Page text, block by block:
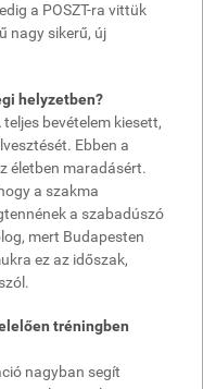
a POSZT-ra vittük
nagy sikerű, új
helyzetben?
bevételem kiesett,
Ebben a
életben maradásért.
a szakma
a szabadúszó
mert Budapesten
ez az időszak,
tréningben
nagyban segít